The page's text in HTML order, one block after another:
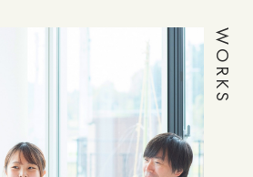
WORKS